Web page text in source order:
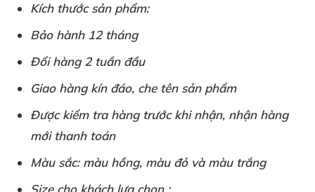
Kích thước sản phẩm:
Bảo hành 12 tháng
Đổi hàng 2 tuần đầu
Giao hàng kín đáo, che tên sản phẩm
Được kiểm tra hàng trước khi nhận, nhận hàng
mới thanh toán
Màu sắc: màu hồng, màu đỏ và màu trắng
Size cho khách lựa chọn :